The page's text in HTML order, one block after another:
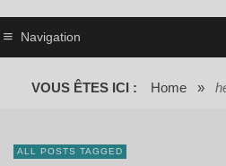
Navigation
VOUS ÊTES ICI : Home »
ALL POSTS TAGGED